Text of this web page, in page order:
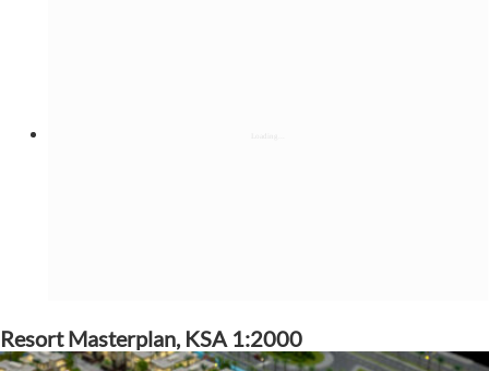
Resort Masterplan, KSA 1:2000